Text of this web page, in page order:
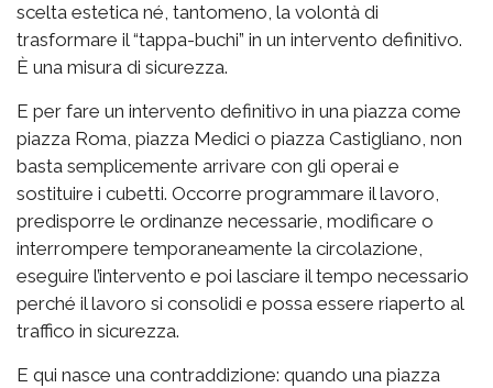
scelta estetica né, tantomeno, la volontà di
trasformare il “tappa-buchi” in un intervento definitivo.
È una misura di sicurezza.
E per fare un intervento definitivo in una piazza come
piazza Roma, piazza Medici o piazza Castigliano, non
basta semplicemente arrivare con gli operai e
sostituire i cubetti. Occorre programmare il lavoro,
predisporre le ordinanze necessarie, modificare o
interrompere temporaneamente la circolazione,
eseguire l’intervento e poi lasciare il tempo necessario
perché il lavoro si consolidi e possa essere riaperto al
traffico in sicurezza.
E qui nasce una contraddizione: quando una piazza